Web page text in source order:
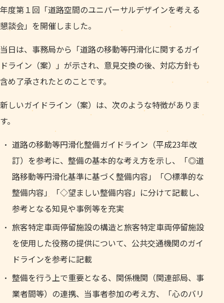
年度第１回「道路空間のユニバーサルデザインを考える
懇談会」を開催しました。
当日は、事務局から「道路の移動等円滑化に関するガイ
ドライン（案）」が示され、意見交換の後、対応方針も
含め了承されたとのことです。
新しいガイドライン（案）は、次のような特徴がありま
す。
道路の移動等円滑化整備ガイドライン（平成23年改
訂）を参考に、整備の基本的な考え方を示し、「◎道
路移動等円滑化基準に基づく整備内容」「〇標準的な
整備内容」「◇望ましい整備内容」に分けて記載し、
参考となる知見や事例等を充実
旅客特定車両停留施設の構造と旅客特定車両停留施設
を使用した役務の提供について、公共交通機関のガイ
ドラインを参考に記載
整備を行う上で重要となる、関係機関（関連部局、事
業者間等）の連携、当事者参加の考え方、「心のバリ